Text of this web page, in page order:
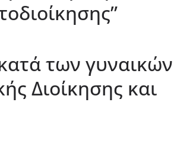
των γυναικών
Διοίκησης και